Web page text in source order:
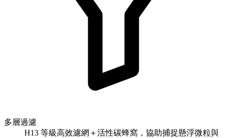
多層過濾
H13 等級高效濾網＋活性碳蜂窩，協助捕捉懸浮微粒與